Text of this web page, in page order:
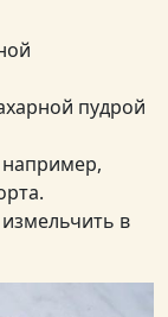
пудрой
например,
в